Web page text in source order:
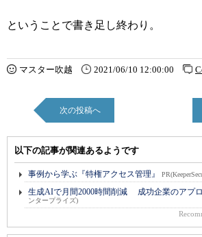
ということで書き足し終わり。
マスター吹越 2021/06/10 12:00:00
次の投稿へ
以下の記事が関連あるようです
事例から学ぶ『特権アクセス管理』
生成AIで月間2000時間削減 成功企業のアプ
ンタープライズ)